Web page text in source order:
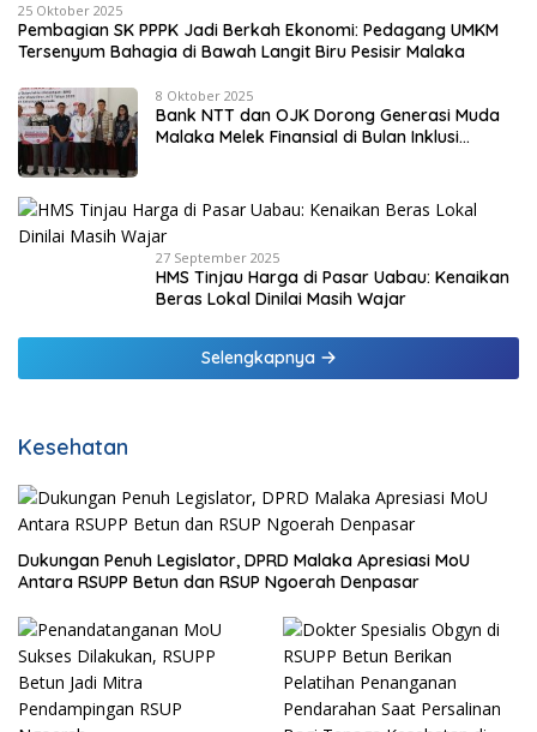
25 Oktober 2025
Pembagian SK PPPK Jadi Berkah Ekonomi: Pedagang UMKM
Tersenyum Bahagia di Bawah Langit Biru Pesisir Malaka
8 Oktober 2025
Bank NTT dan OJK Dorong Generasi Muda
Malaka Melek Finansial di Bulan Inklusi
27 September 2025
HMS Tinjau Harga di Pasar Uabau: Kenaikan
Beras Lokal Dinilai Masih Wajar
Selengkapnya
Kesehatan
Dukungan Penuh Legislator, DPRD Malaka Apresiasi MoU
Antara RSUPP Betun dan RSUP Ngoerah Denpasar